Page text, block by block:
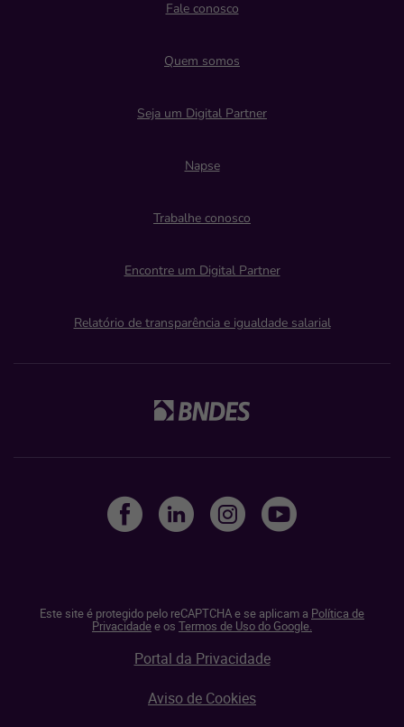
Fale conosco
Quem somos
Seja um Digital Partner
Napse
Trabalhe conosco
Encontre um Digital Partner
Relatório de transparência e igualdade salarial
Este site é protegido pelo reCAPTCHA e se aplicam a Política de
Privacidadee os Termos de Uso do Google.
Portal da Privacidade
Aviso de Cookies